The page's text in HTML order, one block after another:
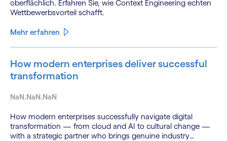
oberflächlich. Erfahren Sie, wie Context Engineering echten
Wettbewerbsvorteil schafft.
Mehr erfahren
How modern enterprises deliver successful
transformation
NaN.NaN.NaN
How modern enterprises successfully navigate digital
transformation — from cloud and AI to cultural change —
with a strategic partner who brings genuine industry